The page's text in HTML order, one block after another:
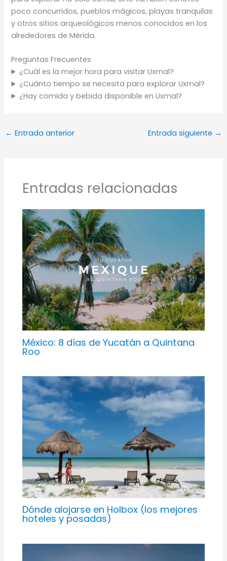
poco concurridos, pueblos mágicos, playas tranquilas
y otros sitios arqueológicos menos conocidos en los
alrededores de Mérida.
Preguntas Frecuentes
¿Cuál es la mejor hora para visitar Uxmal?
¿Cuánto tiempo se necesita para explorar Uxmal?
¿Hay comida y bebida disponible en Uxmal?
← Entrada anterior Entrada siguiente →
Entradas relacionadas
México: 8 días de Yucatán a Quintana
Roo
Dónde alojarse en Holbox (los mejores
hoteles y posadas)